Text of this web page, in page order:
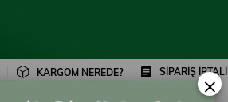
KARGOM NEREDE? SİPARİŞ İPTALİ
×